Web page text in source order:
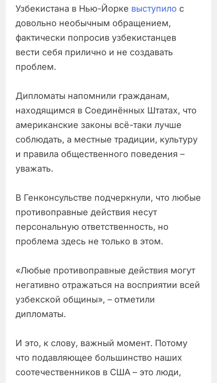
Узбекистана в Нью-Йорке выступило с
довольно необычным обращением,
фактически попросив узбекистанцев
вести себя прилично и не создавать
проблем.
Дипломаты напомнили гражданам,
находящимся в Соединённых Штатах, что
американские законы всё-таки лучше
соблюдать, а местные традиции, культуру
и правила общественного поведения –
уважать.
В Генконсульстве подчеркнули, что любые
противоправные действия несут
персональную ответственность, но
проблема здесь не только в этом.
«Любые противоправные действия могут
негативно отражаться на восприятии всей
узбекской общины», – отметили
дипломаты.
И это, к слову, важный момент. Потому
что подавляющее большинство наших
соотечественников в США – это люди,